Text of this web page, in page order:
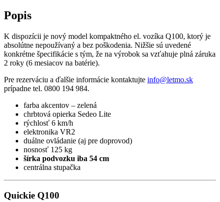
Popis
K dispozícii je nový model kompaktného el. vozíka Q100, ktorý je
absolútne nepoužívaný a bez poškodenia. Nižšie sú uvedené
konkrétne špecifikácie s tým, že na výrobok sa vzťahuje plná záruka
2 roky (6 mesiacov na batérie).
Pre rezerváciu a ďalšie informácie kontaktujte info@letmo.sk
prípadne tel. 0800 194 984.
farba akcentov – zelená
chrbtová opierka Sedeo Lite
rýchlosť 6 km/h
elektronika VR2
duálne ovládanie (aj pre doprovod)
nosnosť 125 kg
šírka podvozku iba 54 cm
centrálna stupačka
Quickie Q100